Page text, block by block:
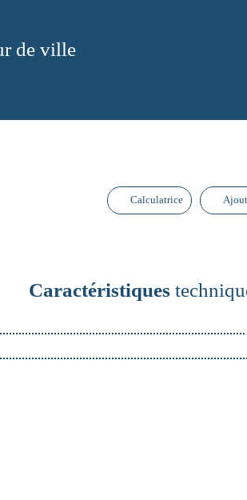
de ville
Calculatrice
Caractéristiques